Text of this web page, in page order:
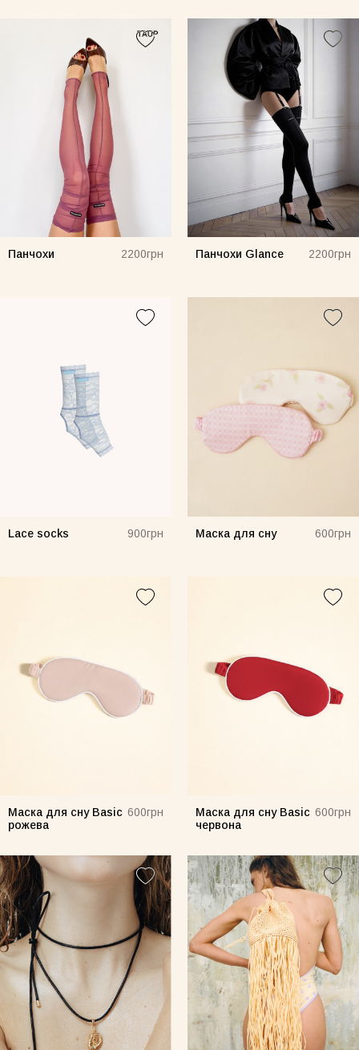
Панчохи 2200грн Панчохи Glance 2200грн
Lace socks 900грн Маска для сну 600грн
Маска для сну Basic
рожева
600грн
Маска для сну Basic
червона
600грн